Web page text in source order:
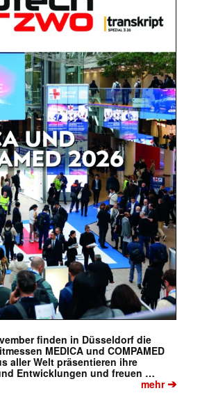
finden in Düsseldorf die
MEDICA und COMPAMED
aller Welt präsentieren ihre
Entwicklungen und freuen …
mehr➔